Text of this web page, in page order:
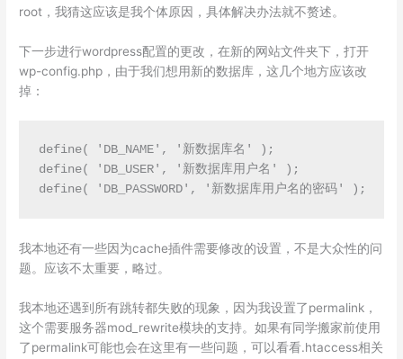
root，我猜这应该是我个体原因，具体解决办法就不赘述。
下一步进行wordpress配置的更改，在新的网站文件夹下，打开
wp-config.php，由于我们想用新的数据库，这几个地方应该改
掉：
define( 'DB_NAME', '新数据库名' );
define( 'DB_USER', '新数据库用户名' );
define( 'DB_PASSWORD', '新数据库用户名的密码' );
我本地还有一些因为cache插件需要修改的设置，不是大众性的问
题。应该不太重要，略过。
我本地还遇到所有跳转都失败的现象，因为我设置了permalink，
这个需要服务器mod_rewrite模块的支持。如果有同学搬家前使用
了permalink可能也会在这里有一些问题，可以看看.htaccess相关